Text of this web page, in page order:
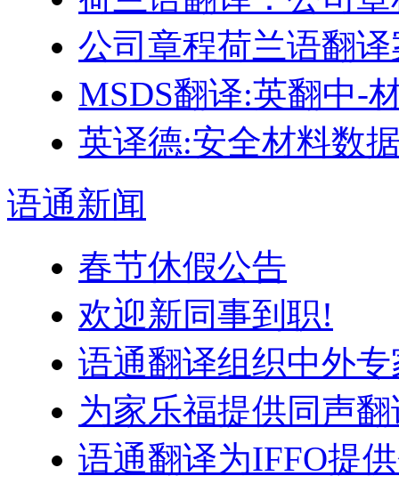
公司章程荷兰语翻
MSDS翻译:英翻中-
英译德:安全材料数
语通新闻
春节休假公告
欢迎新同事到职!
语通翻译组织中外
为家乐福提供同声
语通翻译为IFFO提